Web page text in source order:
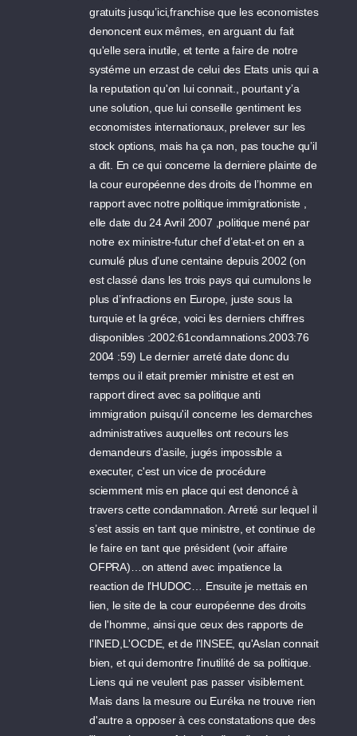
gratuits jusqu’ici,franchise que les economistes
denoncent eux mêmes, en arguant du fait
qu'elle sera inutile, et tente a faire de notre
systéme un erzast de celui des Etats unis qui a
la reputation qu'on lui connait., pourtant y’a
une solution, que lui conseille gentiment les
economistes internationaux, prelever sur les
stock options, mais ha ça non, pas touche qu’il
a dit. En ce qui concerne la derniere plainte de
la cour européenne des droits de l’homme en
rapport avec notre politique immigrationiste ,
elle date du 24 Avril 2007 ,politique mené par
notre ex ministre-futur chef d’etat-et on en a
cumulé plus d’une centaine depuis 2002 (on
est classé dans les trois pays qui cumulons le
plus d’infractions en Europe, juste sous la
turquie et la gréce, voici les derniers chiffres
disponibles :2002:61condamnations.2003:76
2004 :59) Le dernier arreté date donc du
temps ou il etait premier ministre et est en
rapport direct avec sa politique anti
immigration puisqu'il concerne les demarches
administratives auquelles ont recours les
demandeurs d'asile, jugés impossible a
executer, c'est un vice de procédure
sciemment mis en place qui est denoncé à
travers cette condamnation. Arreté sur lequel il
s’est assis en tant que ministre, et continue de
le faire en tant que président (voir affaire
OFPRA)…on attend avec impatience la
reaction de l’HUDOC… Ensuite je mettais en
lien, le site de la cour européenne des droits
de l'homme, ainsi que ceux des rapports de
l'INED,L'OCDE, et de l'INSEE, qu'Aslan connait
bien, et qui demontre l'inutilité de sa politique.
Liens qui ne veulent pas passer visiblement.
Mais dans la mesure ou Euréka ne trouve rien
d'autre a opposer à ces constatations que des